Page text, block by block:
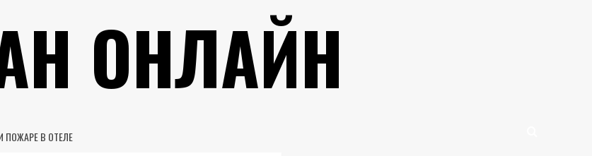
ОНЛАЙН
ПОЖАРЕ В ОТЕЛЕ